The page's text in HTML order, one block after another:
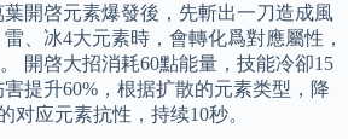
開啓元素爆發後，先斬出一刀造成風
、冰4大元素時，會轉化爲對應屬性，
開啓大招消耗60點能量，技能冷卻15
提升60%，根据扩散的元素类型，降
对应元素抗性，持续10秒。